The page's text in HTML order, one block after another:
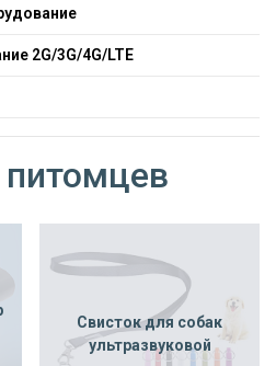
2G/3G/4G/LTE
Свисток для собак
ультразвуковой